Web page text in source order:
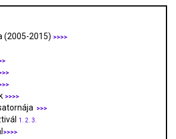
(2005-2015) >>>>
>>>>
>>>
1. 2. 3.
>>>>